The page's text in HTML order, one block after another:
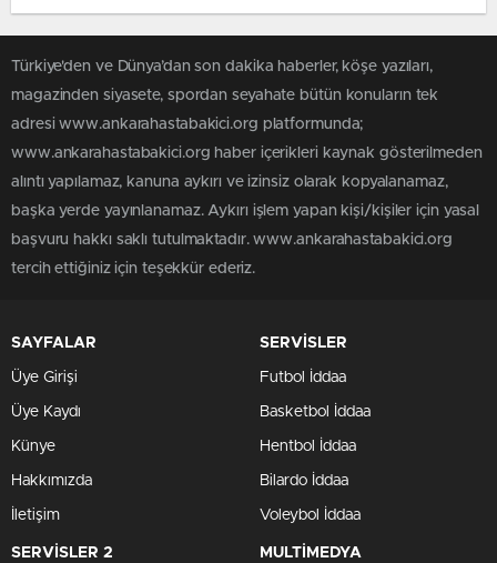
Türkiye'den ve Dünya’dan son dakika haberler, köşe yazıları,
magazinden siyasete, spordan seyahate bütün konuların tek
adresi www.ankarahastabakici.org platformunda;
www.ankarahastabakici.org haber içerikleri kaynak gösterilmeden
alıntı yapılamaz, kanuna aykırı ve izinsiz olarak kopyalanamaz,
başka yerde yayınlanamaz. Aykırı işlem yapan kişi/kişiler için yasal
başvuru hakkı saklı tutulmaktadır. www.ankarahastabakici.org
tercih ettiğiniz için teşekkür ederiz.
SAYFALAR
Üye Girişi
Üye Kaydı
Künye
Hakkımızda
İletişim
SERVİSLER
Futbol İddaa
Basketbol İddaa
Hentbol İddaa
Bilardo İddaa
Voleybol İddaa
SERVİSLER 2 MULTİMEDYA